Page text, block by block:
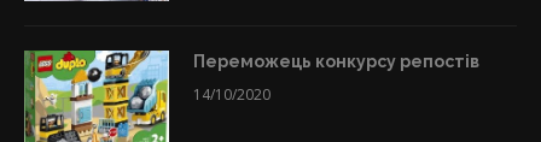
Переможець конкурсу репостів
14/10/2020